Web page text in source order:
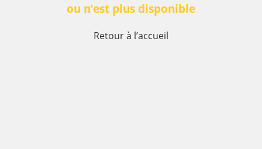
ou n’est plus disponible
Retour à l’accueil